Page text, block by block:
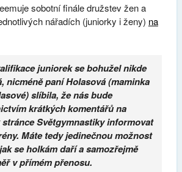
sobotní finále družstev žen a
nářadích (juniorky i ženy) na
juniorek se bohužel nikde
nicméně paní Holasová (maminka
slíbila, že nás bude
krátkých komentářů na
stránce Světgymnastiky informovat
Máte tedy jedinečnou možnost
se holkám daří a samozřejmě
v přímém přenosu.